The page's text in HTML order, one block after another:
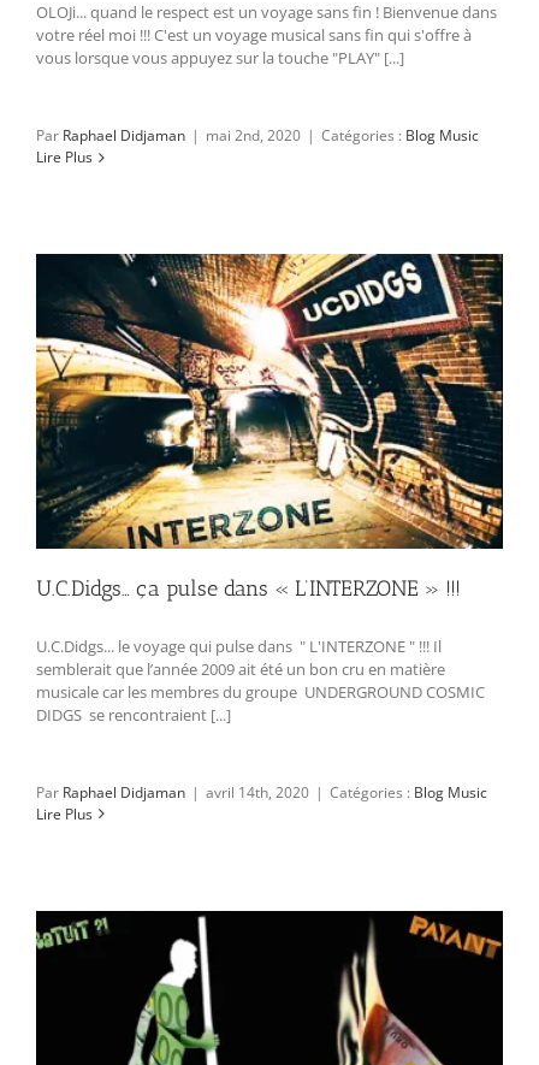
OLOJi... quand le respect est un voyage sans fin ! Bienvenue dans
votre réel moi !!! C'est un voyage musical sans fin qui s'offre à
vous lorsque vous appuyez sur la touche "PLAY" [...]
Par Raphael Didjaman | mai 2nd, 2020 | Catégories : Blog Music
Lire Plus
U.C.Didgs… ça pulse dans « L’INTERZONE » !!!
U.C.Didgs... le voyage qui pulse dans " L'INTERZONE " !!! Il
semblerait que l’année 2009 ait été un bon cru en matière
musicale car les membres du groupe UNDERGROUND COSMIC
DIDGS se rencontraient [...]
Par Raphael Didjaman | avril 14th, 2020 | Catégories : Blog Music
Lire Plus